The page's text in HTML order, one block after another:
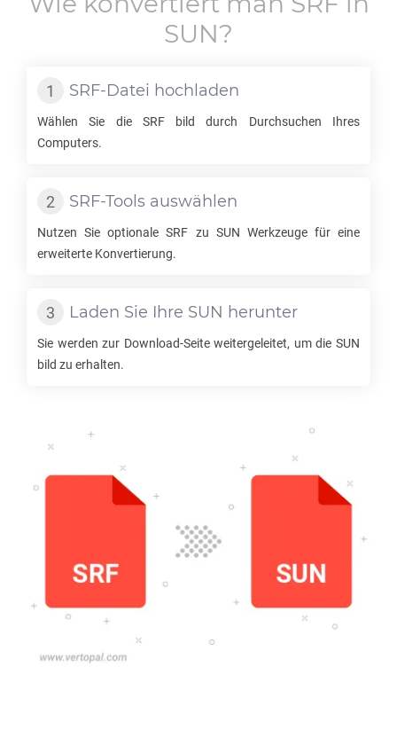
SUN?
SRF-Datei hochladen
Wählen Sie die SRFbild durch Durchsuchen Ihres
Computers.
SRF-Tools auswählen
Nutzen Sie optionaleSRF zu SUN Werkzeuge für eine
erweiterte Konvertierung.
Laden Sie Ihre SUN herunter
Sie werden zur Download-Seite weitergeleitet, um die SUN
bild zu erhalten.